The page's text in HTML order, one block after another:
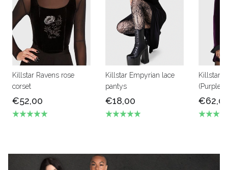
Killstar Ravens rose
corset
€52,00
Killstar Empyrian lace
pantys
€18,00
Killstar
(Purple)